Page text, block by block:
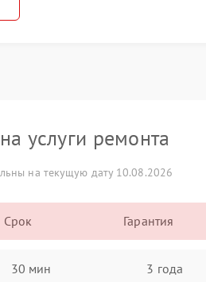
услуги ремонта
на текущую дату 10.08.2026
Срок Гарантия
30 мин 3 года